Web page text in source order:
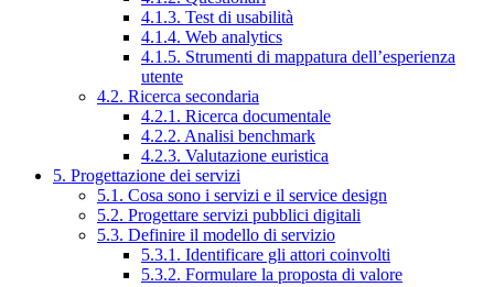
4.1.3. Test di usabilità
4.1.4. Web analytics
4.1.5. Strumenti di mappatura dell’esperienza
utente
4.2. Ricerca secondaria
4.2.1. Ricerca documentale
4.2.2. Analisi benchmark
4.2.3. Valutazione euristica
5. Progettazione dei servizi
5.1. Cosa sono i servizi e il service design
5.2. Progettare servizi pubblici digitali
5.3. Definire il modello di servizio
5.3.1. Identificare gli attori coinvolti
5.3.2. Formulare la proposta di valore